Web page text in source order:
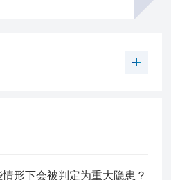
形下会被判定为重大隐患？